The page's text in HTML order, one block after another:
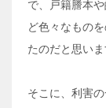
で、戸籍謄本
ど色々なもの
たのだと思いま
そこに、利害